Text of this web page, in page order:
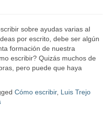
sobre ayudas varias al
por escrito, debe ser algún
formación de nuestra
escribir? Quizás muchos de
pero puede que haya
Cómo escribir, Luis Trejo